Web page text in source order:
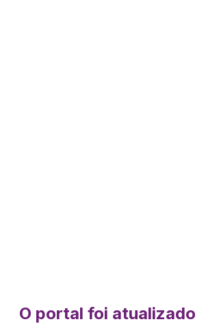
O portal foi atualizado